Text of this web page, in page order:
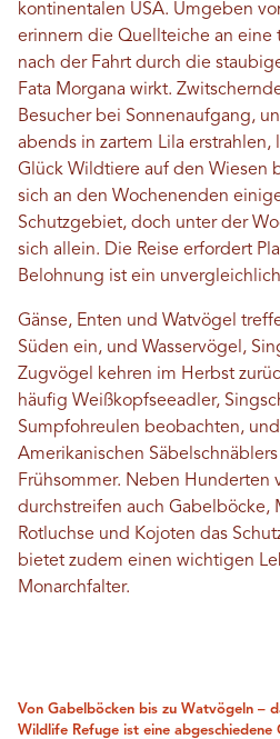
kontinentalen USA. Umgeben
erinnern die Quellteiche an eine
nach der Fahrt durch die
Fata Morgana wirkt.
Besucher bei Sonnenaufgang,
abends in zartem Lila erstrahlen,
Glück Wildtiere auf den Wiesen
sich an den Wochenenden
Schutzgebiet, doch unter der
sich allein. Die Reise erfordert
Belohnung ist ein
Gänse, Enten und Watvögel
Süden ein, und Wasservögel,
Zugvögel kehren im Herbst
häufig Weißkopfseeadler,
Sumpfohreulen beobachten,
Amerikanischen
Frühsommer. Neben Hunderten
durchstreifen auch Gabelböcke,
Rotluchse und Kojoten das
bietet zudem einen wichtigen
Monarchfalter.
Von Gabelböcken bis zu Watvögeln –
Wildlife Refuge ist eine abgeschiedene